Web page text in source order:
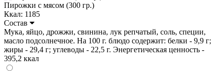
Пирожки с мясом (300 гр.)
Ккал: 1185
Состав
Мука, яйцо, дрожжи, свинина, лук репчатый, соль, специи,
масло подсолнечное. На 100 г. блюдо содержит: белки - 9,9 г;
жиры - 29,4 г; углеводы - 22,5 г. Энергетическая ценность -
395,2 ккал